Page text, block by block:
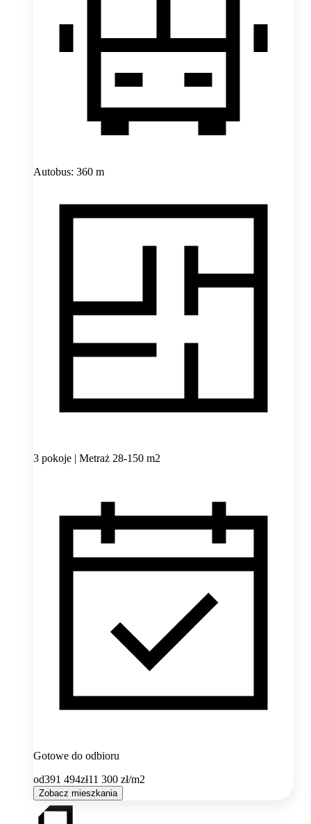
Autobus: 360 m
3 pokoje | Metraż 28-150 m2
Gotowe do odbioru
od391 494zł11 300 zł/m2
Zobacz mieszkania